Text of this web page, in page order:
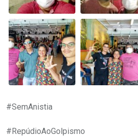
#SemAnistia
#RepúdioAoGolpismo